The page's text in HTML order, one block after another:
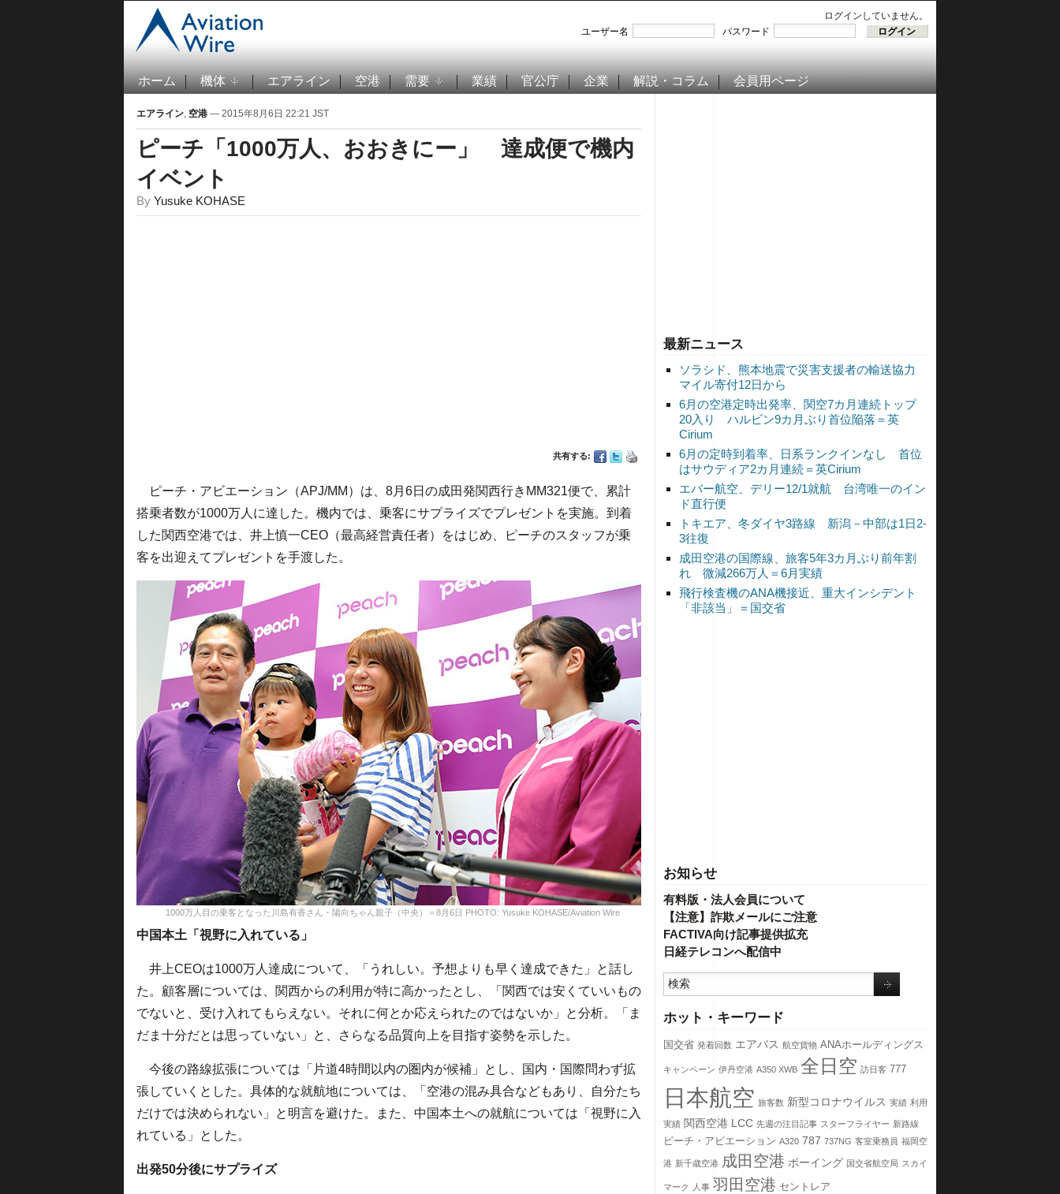
ログインしていません。
ユーザー名
パスワード
ホーム 機体 エアライン 空港 需要 業績 官公庁 企業 解説・コラム 会員用ページ
最新ニュース
ソラシド、熊本地震で災害支援者の輸送協力
マイル寄付12日から
6月の空港定時出発率、関空7カ月連続トップ
20入り ハルビン9カ月ぶり首位陥落＝英
Cirium
6月の定時到着率、日系ランクインなし 首位
はサウディア2カ月連続＝英Cirium
エバー航空、デリー12/1就航 台湾唯一のイン
ド直行便
トキエア、冬ダイヤ3路線 新潟－中部は1日2-
3往復
成田空港の国際線、旅客5年3カ月ぶり前年割
れ 微減266万人＝6月実績
飛行検査機のANA機接近、重大インシデント
「非該当」＝国交省
お知らせ
有料版・法人会員について
【注意】詐欺メールにご注意
FACTIVA向け記事提供拡充
日経テレコンへ配信中
ホット・キーワード
国交省 発着回数 エアバス 航空貨物 ANAホールディングス
キャンペーン 伊丹空港 A350 XWB 全日空 訪日客 777
日本航空 旅客数 新型コロナウイルス 実績 利用
実績 関西空港 LCC 先週の注目記事 スターフライヤー 新路線
ピーチ・アビエーション A320 787 737NG 客室乗務員 福岡空
港 新千歳空港 成田空港 ボーイング 国交省航空局 スカイ
マーク 人事 羽田空港 セントレア
エアライン, 空港 — 2015年8月6日 22:21 JST
ピーチ「1000万人、おおきにー」 達成便で機内
イベント
By Yusuke KOHASE
共有する:
ピーチ・アビエーション（APJ/MM）は、8月6日の成田発関西行きMM321便で、累計
搭乗者数が1000万人に達した。機内では、乗客にサプライズでプレゼントを実施。到着
した関西空港では、井上慎一CEO（最高経営責任者）をはじめ、ピーチのスタッフが乗
客を出迎えてプレゼントを手渡した。
1000万人目の乗客となった川島有香さん・陽向ちゃん親子（中央）＝8月6日 PHOTO: Yusuke KOHASE/Aviation Wire
中国本土「視野に入れている」
井上CEOは1000万人達成について、「うれしい。予想よりも早く達成できた」と話し
た。顧客層については、関西からの利用が特に高かったとし、「関西では安くていいもの
でないと、受け入れてもらえない。それに何とか応えられたのではないか」と分析。「ま
だま十分だとは思っていない」と、さらなる品質向上を目指す姿勢を示した。
今後の路線拡張については「片道4時間以内の圏内が候補」とし、国内・国際問わず拡
張していくとした。具体的な就航地については、「空港の混み具合などもあり、自分たち
だけでは決められない」と明言を避けた。また、中国本土への就航については「視野に入
れている」とした。
出発50分後にサプライズ